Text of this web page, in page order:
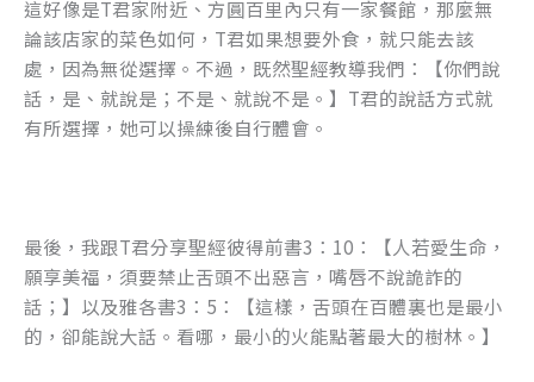
這好像是T君家附近、方圓百里內只有一家餐館，那麼無
論該店家的菜色如何，T君如果想要外食，就只能去該
處，因為無從選擇。不過，既然聖經教導我們：【你們說
話，是、就說是；不是、就說不是。】T君的說話方式就
有所選擇，她可以操練後自行體會。
最後，我跟T君分享聖經彼得前書3：10：【人若愛生命，
願享美福，須要禁止舌頭不出惡言，嘴唇不說詭詐的
話；】以及雅各書3：5：【這樣，舌頭在百體裏也是最小
的，卻能說大話。看哪，最小的火能點著最大的樹林。】